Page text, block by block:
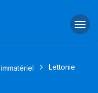
Lettonie